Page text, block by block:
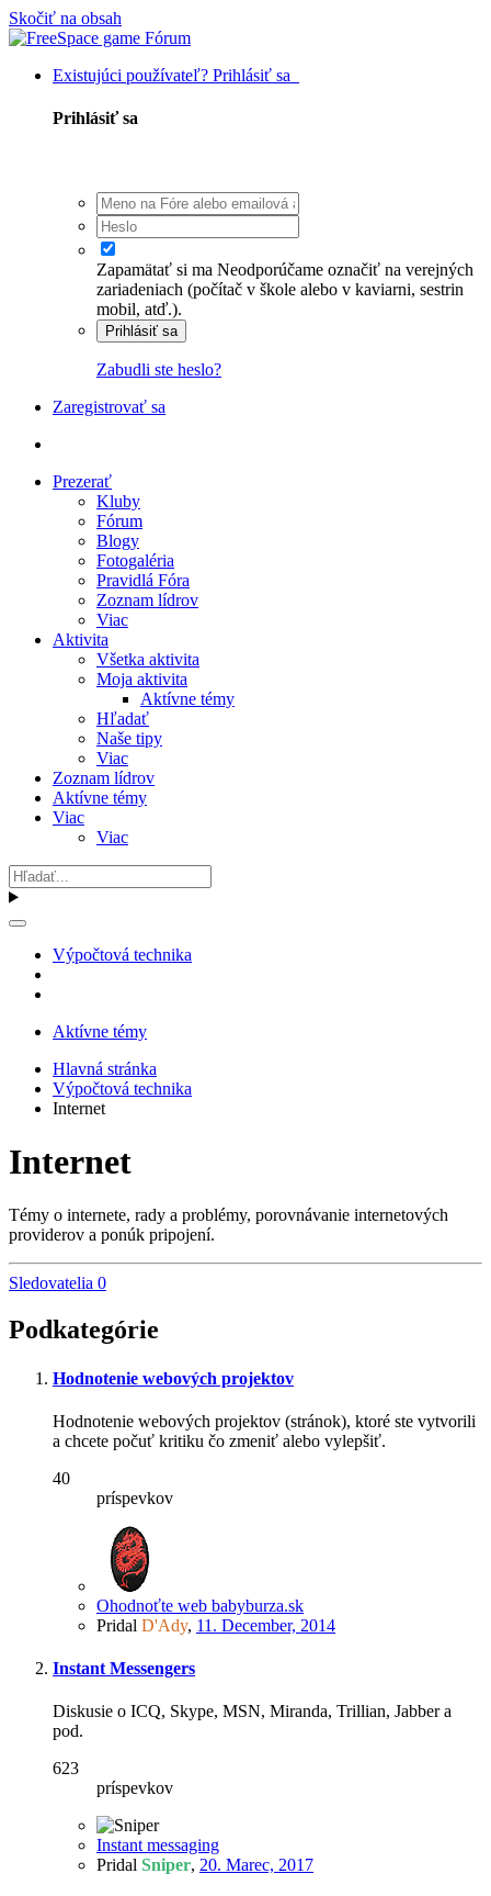
Skočiť na obsah
Existujúci používateľ? Prihlásiť sa
Prihlásiť sa
Zapamätať si ma Neodporúčame označiť na verejných
zariadeniach (počítač v škole alebo v kaviarni, sestrin
mobil, atď.).
Prihlásiť sa
Zabudli ste heslo?
Zaregistrovať sa
Prezerať
Kluby
Fórum
Blogy
Fotogaléria
Pravidlá Fóra
Zoznam lídrov
Viac
Aktivita
Všetka aktivita
Moja aktivita
Aktívne témy
Hľadať
Naše tipy
Viac
Zoznam lídrov
Aktívne témy
Viac
Viac
Výpočtová technika
Aktívne témy
Hlavná stránka
Výpočtová technika
Internet
Internet
Témy o internete, rady a problémy, porovnávanie internetových
providerov a ponúk pripojení.
Sledovatelia 0
Podkategórie
Hodnotenie webových projektov
Hodnotenie webových projektov (stránok), ktoré ste vytvorili
a chcete počuť kritiku čo zmeniť alebo vylepšiť.
40
príspevkov
Ohodnoťte web babyburza.sk
Pridal D'Ady, 11. December, 2014
Instant Messengers
Diskusie o ICQ, Skype, MSN, Miranda, Trillian, Jabber a
pod.
623
príspevkov
Instant messaging
Pridal Sniper, 20. Marec, 2017